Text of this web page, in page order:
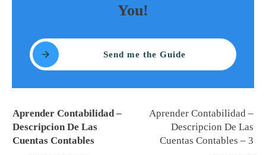
You!
Send me the Guide
Aprender Contabilidad –
Descripcion De Las
Cuentas Contables
Aprender Contabilidad –
Descripcion De Las
Cuentas Contables – 3